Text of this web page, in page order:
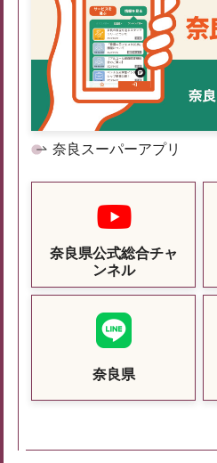
奈良スーパーアプリ
奈良県公式総合チャ
ンネル
奈良県